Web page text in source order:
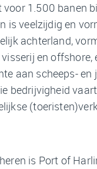
1.500 banen
is veelzijdig en
achterland,
en offshore,
aan scheeps- en
bedrijvigheid
is Port of